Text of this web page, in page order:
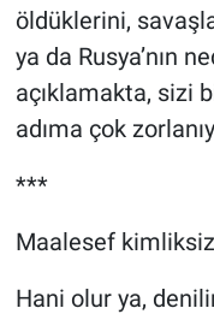
öldüklerini,
ya da Rusya’nın
açıklamakta, sizi
adıma çok
***
Maalesef
Hani olur ya,